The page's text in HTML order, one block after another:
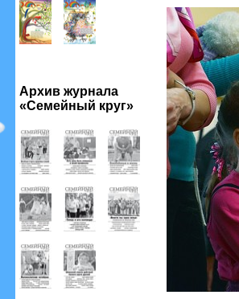
Архив журнала
«Семейный круг»